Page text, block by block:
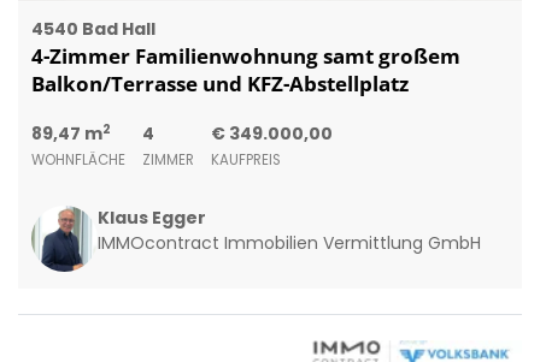
4540 Bad Hall
4-Zimmer Familienwohnung samt großem
Balkon/Terrasse und KFZ-Abstellplatz
89,47 m2
WOHNFLÄCHE
4
ZIMMER
€ 349.000,00
KAUFPREIS
Klaus Egger
IMMOcontract Immobilien Vermittlung GmbH